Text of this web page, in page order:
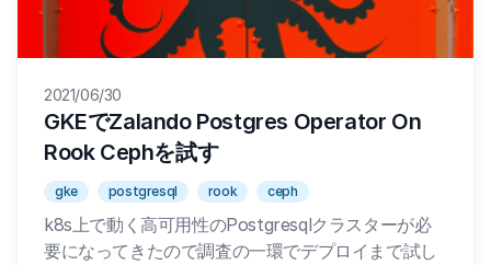
2021/06/30
GKEでZalando Postgres Operator On
Rook Cephを試す
gke postgresql rook ceph
k8s上で動く高可用性のPostgresqlクラスターが必
要になってきたので調査の一環でデプロイまで試し